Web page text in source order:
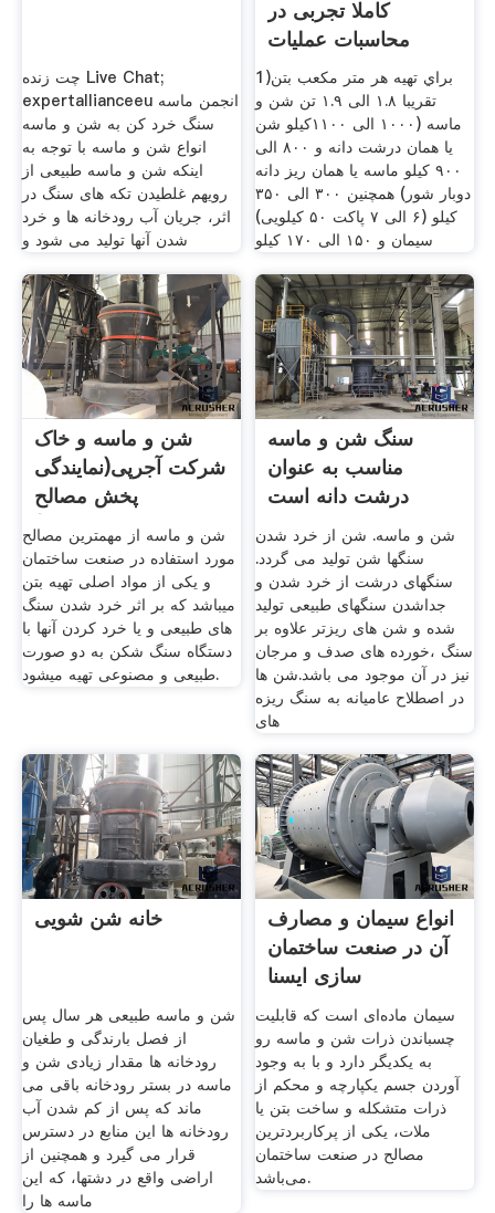
چت زنده Live Chat;
expertallianceeu انجمن ماسه
سنگ خرد کن به شن و ماسه
انواع شن و ماسه با توجه به
اینکه شن و ماسه طبیعی از
رویهم غلطیدن تکه های سنگ در
اثر، جریان آب رودخانه ها و خرد
شدن آنها تولید می شود و
کاملا تجربی در
محاسبات عملیات
ساختمانی1)براي تهیه هر متر مكعب بتن
تقریبا ۱.۸ الی ۱.۹ تن شن و
ماسه (۱۰۰۰ الی ۱۱۰۰کیلو شن
یا همان درشت دانه و ۸۰۰ الی
۹۰۰ کیلو ماسه یا همان ریز دانه
دوبار شور) همچنین ۳۰۰ الی ۳۵۰
کیلو (۶ الی ۷ پاکت ۵۰ کیلویی)
سیمان و ۱۵۰ الی ۱۷۰ کیلو
شن و ماسه و خاک
شرکت آجرپی(نمایندگی
پخش مصالح
ساختمانی)
شن و ماسه از مهمترین مصالح
مورد استفاده در صنعت ساختمان
و یکی از مواد اصلی تهیه بتن
میباشد که بر اثر خرد شدن سنگ
های طبیعی و یا خرد کردن آنها با
دستگاه سنگ شکن به دو صورت
طبیعی و مصنوعی تهیه میشود.
سنگ شن و ماسه
مناسب به عنوان
درشت دانه است
شن و ماسه. شن از خرد شدن
سنگها شن تولید می گردد.
سنگهای درشت از خرد شدن و
جداشدن سنگهای طبیعی تولید
شده و شن های ریزتر علاوه بر
سنگ ،خورده های صدف و مرجان
نیز در آن موجود می باشد.شن ها
در اصطلاح عامیانه به سنگ ریزه
های
خانه شن شویی
شن و ماسه طبیعی هر سال پس
از فصل بارندگی و طغیان
رودخانه ها مقدار زیادی شن و
ماسه در بستر رودخانه باقی می
ماند که پس از کم شدن آب
رودخانه ها این منابع در دسترس
قرار می گیرد و همچنین از
اراضی واقع در دشتها، که این
ماسه ها را
انواع سیمان و مصارف
آن در صنعت ساختمان
‌سازی ایسنا
سیمان ماده‌ای است که قابلیت
چسباندن ذرات شن و ماسه رو
به یکدیگر دارد و با به وجود
آوردن جسم یکپارچه و محکم از
ذرات متشکله و ساخت بتن یا
ملات، یکی از پرکاربردترین
مصالح در صنعت ساختمان
می‌باشد.